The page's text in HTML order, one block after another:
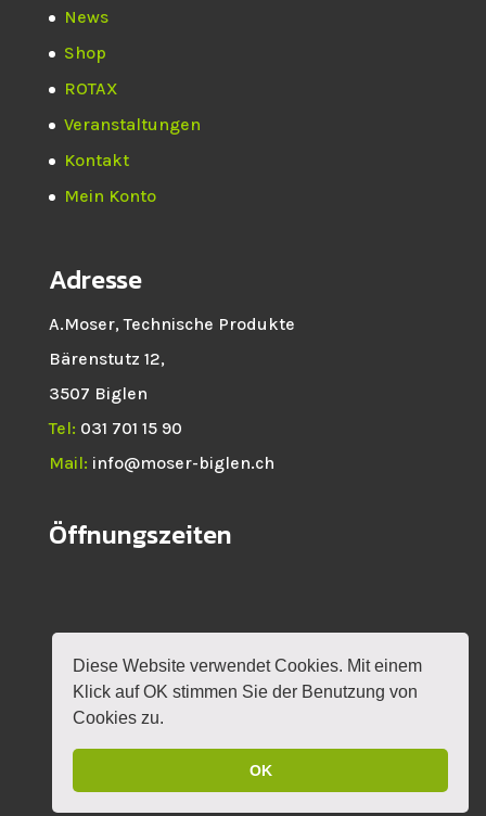
Diese Website verwendet Cookies. Mit einem
Klick auf OK stimmen Sie der Benutzung von
Cookies zu.
OK
News
Shop
ROTAX
Veranstaltungen
Kontakt
Mein Konto
Adresse
A.Moser, Technische Produkte
Bärenstutz 12,
3507 Biglen
Tel: 031 701 15 90
Mail: info@moser-biglen.ch
Öffnungszeiten
HOME NEWS SHOP
ROTAX
VERANSTALTUNGEN
MYLOKALESUCHE GMBH